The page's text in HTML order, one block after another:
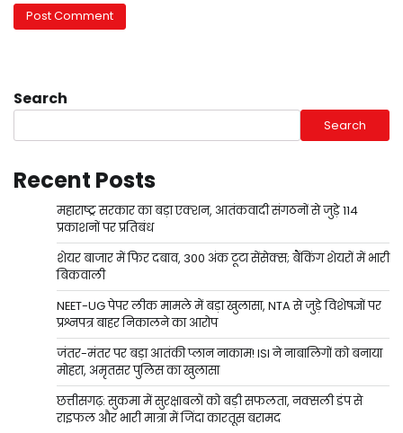
Search
Search
Recent Posts
महाराष्ट्र सरकार का बड़ा एक्शन, आतंकवादी संगठनों से जुड़े 114
प्रकाशनों पर प्रतिबंध
शेयर बाजार में फिर दबाव, 300 अंक टूटा सेंसेक्स; बैंकिंग शेयरों में भारी
बिकवाली
NEET-UG पेपर लीक मामले में बड़ा खुलासा, NTA से जुड़े विशेषज्ञों पर
प्रश्नपत्र बाहर निकालने का आरोप
जंतर-मंतर पर बड़ा आतंकी प्लान नाकाम! ISI ने नाबालिगों को बनाया
मोहरा, अमृतसर पुलिस का खुलासा
छत्तीसगढ़: सुकमा में सुरक्षाबलों को बड़ी सफलता, नक्सली डंप से
राइफल और भारी मात्रा में जिंदा कारतूस बरामद